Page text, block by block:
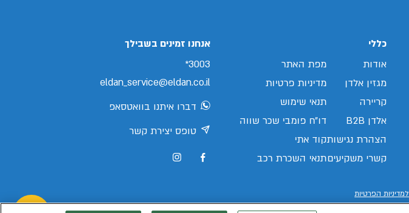
כללי
אודות
מגזין אלדן
קריירה
אלדן B2B
הצהרת נגישות
קשרי משקיעים
מפת האתר
מדיניות פרטיות
תנאי שימוש
דו"ח פומבי שכר שווה
קוד אתי
תנאי השכרת רכב
אנחנו זמינים בשבילך
3003*
eldan_service@eldan.co.il
דברו איתנו בוואטסאפ
טופס יצירת קשר
למדיניות הפרטיות